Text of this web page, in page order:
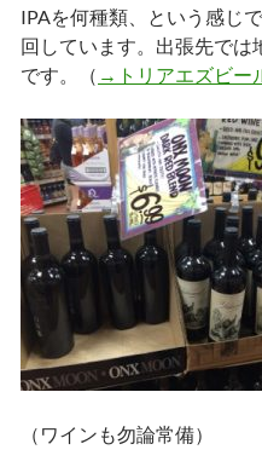
IPAを何種類、という感じ
回しています。出張先では
です。（ →トリアエズビー
（ワインも勿論常備）